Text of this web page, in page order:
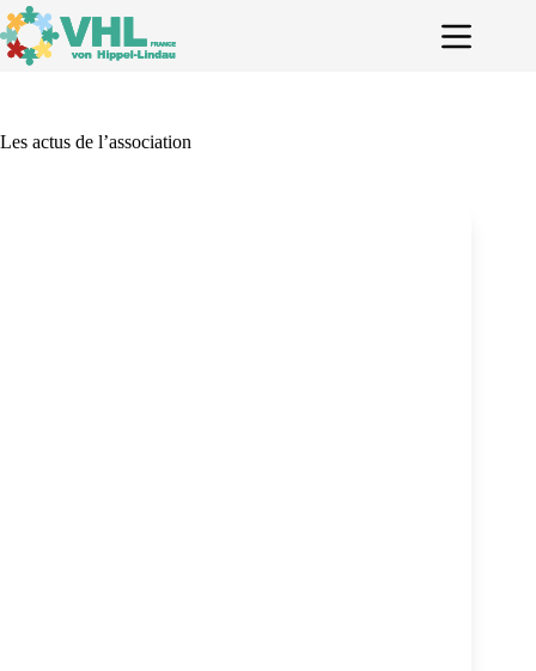
Passer
au
contenu
Les actus de l’association